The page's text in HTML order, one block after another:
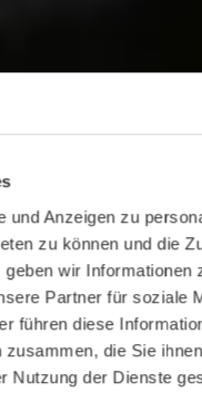
und Anzeigen zu
zu können und die
wir Informationen
Partner für soziale
führen diese
die Sie
Nutzung der Dienste